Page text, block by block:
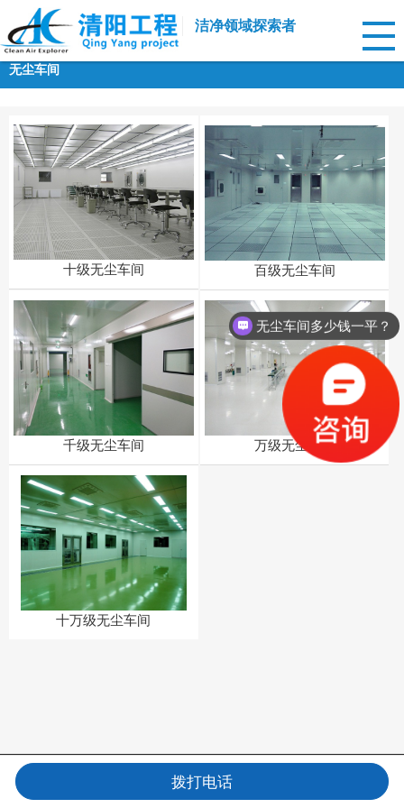
洁净领域探索者
无尘车间
十级无尘车间 百级无尘车间
千级无尘车间 万级无尘车间
十万级无尘车间
电话咨询 信息咨询 在线留言 QQ咨询
无尘车间多少钱一平？
拨打电话